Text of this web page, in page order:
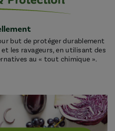
but de protéger durablement
les ravageurs, en utilisant des
au « tout chimique ».